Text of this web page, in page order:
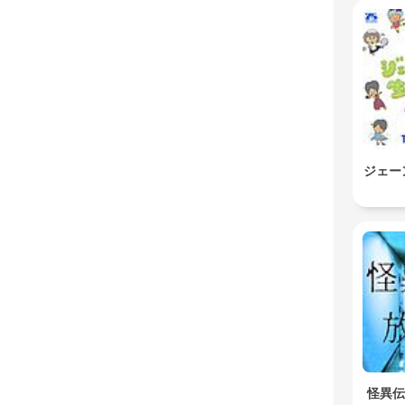
ジェ
怪異